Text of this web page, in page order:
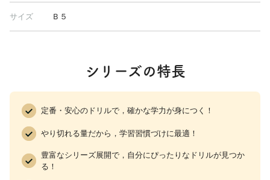
サイズ Ｂ５
シリーズの特長
定番・安心のドリルで，確かな学力が身につく！
やり切れる量だから，学習習慣づけに最適！
豊富なシリーズ展開で，自分にぴったりなドリルが見つか
る！